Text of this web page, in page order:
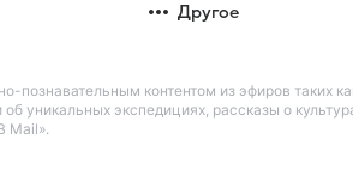
Другое
контентом из эфиров таких
уникальных экспедициях, рассказы о
Mail».